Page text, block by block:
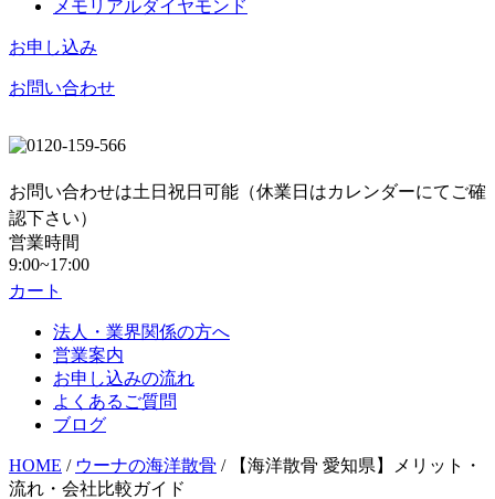
メモリアルダイヤモンド
お申し込み
お問い合わせ
お問い合わせは土日祝日可能（休業日はカレンダーにてご確
認下さい）
営業時間
9:00~17:00
カート
法人・業界関係の方へ
営業案内
お申し込みの流れ
よくあるご質問
ブログ
HOME / ウーナの海洋散骨 / 【海洋散骨 愛知県】メリット・
流れ・会社比較ガイド